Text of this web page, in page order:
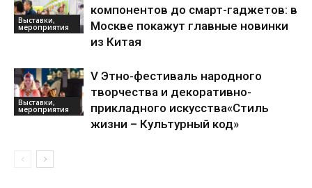
Выставки,
мероприятия
компонентов до смарт-гаджетов: в
Москве покажут главные новинки
из Китая
Выставки,
мероприятия
V Этно-фестиваль народного
творчества и декоративно-
прикладного искусства«Стиль
жизни – Культурный код»